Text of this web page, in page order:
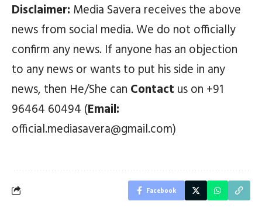
Disclaimer: Media Savera receives the above
news from social media. We do not officially
confirm any news. If anyone has an objection
to any news or wants to put his side in any
news, then He/She can Contact us on +91
96464 60494 (Email:
official.mediasavera@gmail.com)
Facebook